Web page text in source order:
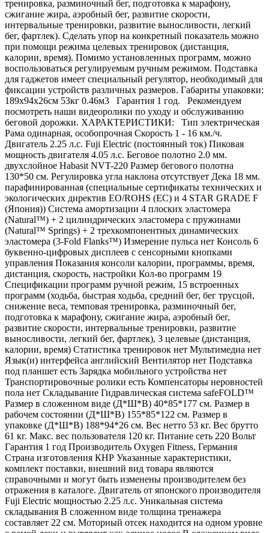
тренировка, разминочный бег, подготовка к марафону,
сжигание жира, аэробный бег, развитие скорости,
интервальные тренировки, развитие выносливости, легкий
бег, фартлек). Сделать упор на конкретный показатель можно
при помощи режима целевых тренировок (дистанция,
калории, время). Помимо установленных программ, можно
воспользоваться регулируемым ручным режимом. Подставка
для гаджетов имеет специальный регулятор, необходимый для
фиксации устройств различных размеров. Габариты упаковки:
189х94х26см 53кг 0.46м3 Гарантия 1 год. Рекомендуем
посмотреть наши видеоролики по уходу и обслуживанию
беговой дорожки. ХАРАКТЕРИСТИКИ: Тип электрическая
Рама одинарная, особопрочная Скорость 1 - 16 км./ч.
Двигатель 2.25 л.с. Fuji Electric (постоянный ток) Пиковая
мощность двигателя 4.05 л.с. Беговое полотно 2.0 мм.
двухслойное Habasit NVT-220 Размер бегового полотна
130*50 см. Регулировка угла наклона отсутствует Дека 18 мм.
парафинированная (специальные сертификаты технических и
экологических директив EO/ROHS (ЕС) и 4 STAR GRADE F
(Япония)) Система амортизации 4 плоских эластомера
(Natural™) + 2 цилиндрических эластомера с пружинами
(Natural™ Springs) + 2 трехкомпонентных динамических
эластомера (3-Fold Flanks™) Измерение пульса нет Консоль 6
буквенно-цифровых дисплеев с сенсорными кнопками
управления Показания консоли калории, программы, время,
дистанция, скорость, настройки Кол-во программ 19
Спецификации программ ручной режим, 15 встроенных
программ (ходьба, быстрая ходьба, средний бег, бег трусцой,
снижение веса, темповая тренировка, разминочный бег,
подготовка к марафону, сжигание жира, аэробный бег,
развитие скорости, интервальные тренировки, развитие
выносливости, легкий бег, фартлек), 3 целевые (дистанция,
калории, время) Статистика тренировок нет Мультимедиа нет
Язык(и) интерфейса английский Вентилятор нет Подставка
под планшет есть Зарядка мобильного устройства нет
Транспортировочные ролики есть Компенсаторы неровностей
пола нет Складывание Гидравлическая система safeFOLD™
Размер в сложенном виде (Д*Ш*В) 40*85*177 см. Размер в
рабочем состоянии (Д*Ш*В) 155*85*122 см. Размер в
упаковке (Д*Ш*В) 188*94*26 см. Вес нетто 53 кг. Вес брутто
61 кг. Макс. вес пользователя 120 кг. Питание сеть 220 Вольт
Гарантия 1 год Производитель Oxygen Fitness, Германия
Страна изготовления КНР Указанные характеристики,
комплект поставки, внешний вид товара являются
справочными и могут быть изменены производителем без
отражения в каталоге. Двигатель от японского производителя
Fuji Electric мощностью 2.25 л.с. Уникальная система
складывания В сложенном виде толщина тренажера
составляет 22 см. Моторный отсек находится на одном уровне